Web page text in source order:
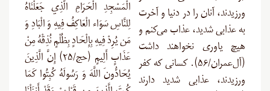
ورزیدند، آنان را در دنیا و آخرت
به عذابی شدید، عذاب می‌کنم و
هیچ یاوری نخواهند داشت
(آل‌عمران/۵۶). کسانی که کفر
ورزیدند، عذابی شدید دارند
الْمَسْجِدِ الْحَرَامِ الَّذِي جَعَلْنَاهُ
لِلنَّاسِ سَوَاء الْعَاكِفُ فِيهِ وَ الْبَادِ وَ
مَن يُرِدْ فِيهِ بِإِلْحَادٍ بِظُلْمٍ نُذِقْهُ مِنْ
عَذَابٍ أَلِيمٍ (حج/۲۵) إِنَّ الَّذِينَ
يُحَادُّونَ اللَّهَ وَ رَسُولَهُ كُبِتُوا كَمَا